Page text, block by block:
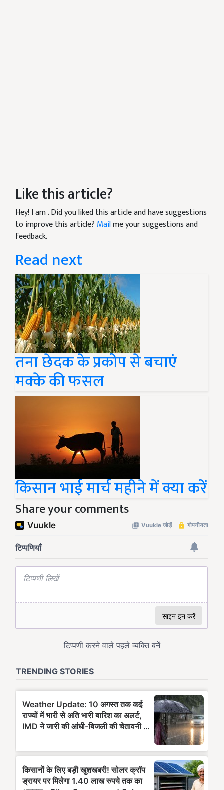
Like this article?
Hey! I am. Did you liked this article and have suggestions
to improve this article? Mailme your suggestions and
feedback.
Read next
तना छेदक के प्रकोप से बचाएं
मक्के की फसल
किसान भाई मार्च महीने में क्या करें
Share your comments